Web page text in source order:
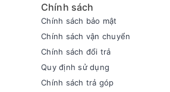
Chính sách
Chính sách bảo mật
Chính sách vận chuyển
Chính sách đổi trả
Quy định sử dụng
Chính sách trả góp